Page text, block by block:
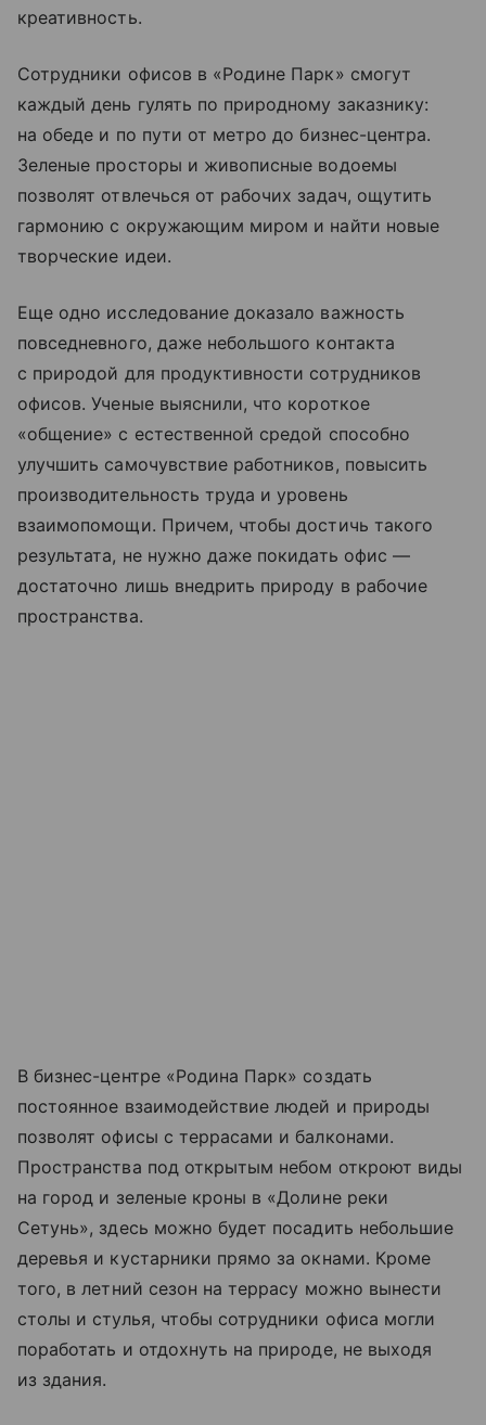
креативность.
Сотрудники офисов в «Родине Парк» смогут
каждый день гулять по природному заказнику:
на обеде и по пути от метро до бизнес-центра.
Зеленые просторы и живописные водоемы
позволят отвлечься от рабочих задач, ощутить
гармонию с окружающим миром и найти новые
творческие идеи.
Еще одно исследование доказало важность
повседневного, даже небольшого контакта
с природой для продуктивности сотрудников
офисов. Ученые выяснили, что короткое
«общение» с естественной средой способно
улучшить самочувствие работников, повысить
производительность труда и уровень
взаимопомощи. Причем, чтобы достичь такого
результата, не нужно даже покидать офис —
достаточно лишь внедрить природу в рабочие
пространства.
В бизнес-центре «Родина Парк» создать
постоянное взаимодействие людей и природы
позволят офисы с террасами и балконами.
Пространства под открытым небом откроют виды
на город и зеленые кроны в «Долине реки
Сетунь», здесь можно будет посадить небольшие
деревья и кустарники прямо за окнами. Кроме
того, в летний сезон на террасу можно вынести
столы и стулья, чтобы сотрудники офиса могли
поработать и отдохнуть на природе, не выходя
из здания.